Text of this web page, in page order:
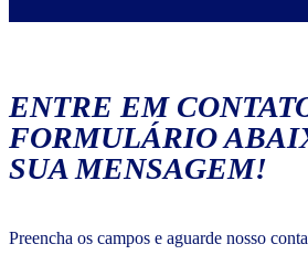
ENTRE EM
FORMULÁRIO
SUA MENSAGEM!
Preencha os campos e aguarde nosso